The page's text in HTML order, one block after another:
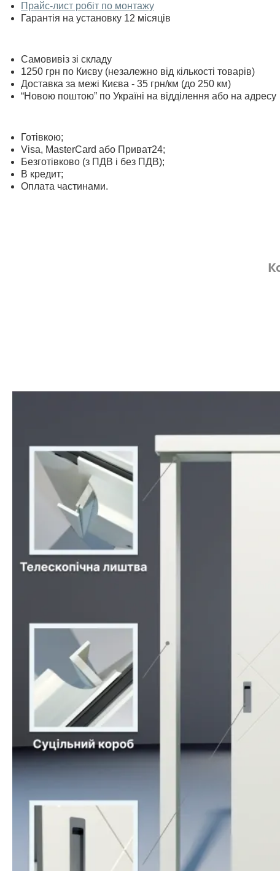
Прайс-лист робіт по монтажу
Гарантія на установку 12 місяців
Самовивіз зі складу
1250 грн по Києву (незалежно від кількості товарів)
Доставка за межі Києва - 35 грн/км (до 250 км)
“Новою поштою” по Україні на відділення або на адресу
Готівкою;
Visa, MasterСard або Приват24;
Безготівково (з ПДВ і без ПДВ);
В кредит;
Оплата частинами.